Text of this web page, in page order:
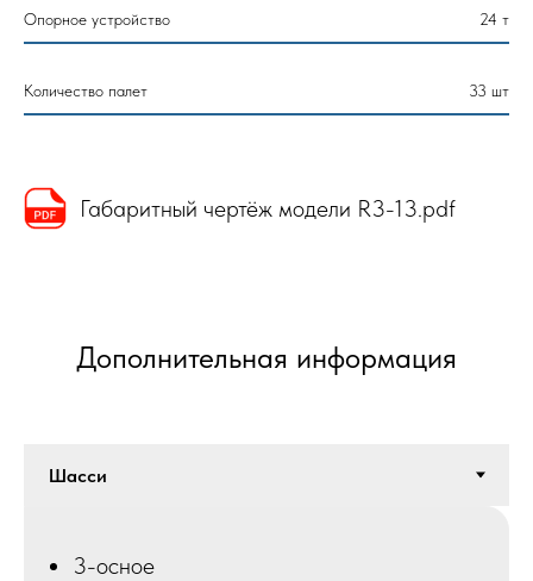
Опорное устройство 24 т
Количество палет 33 шт
Габаритный чертёж модели R3-13.pdf
Дополнительная информация
3-осное